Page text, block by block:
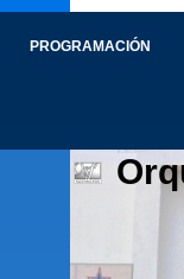
PROGRAMACIÓN